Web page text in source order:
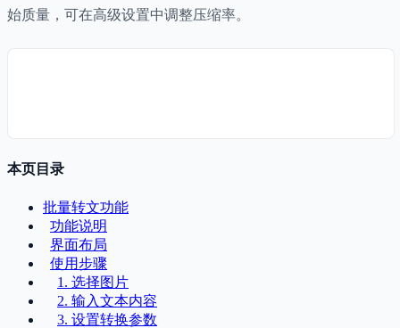
始质量，可在高级设置中调整压缩率。
本页目录
批量转文功能
功能说明
界面布局
使用步骤
1. 选择图片
2. 输入文本内容
3. 设置转换参数